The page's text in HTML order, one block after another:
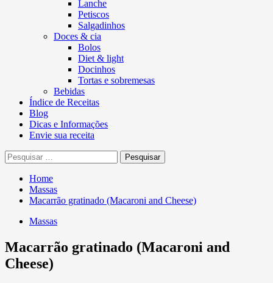
Lanche
Petiscos
Salgadinhos
Doces & cia
Bolos
Diet & light
Docinhos
Tortas e sobremesas
Bebidas
Índice de Receitas
Blog
Dicas e Informações
Envie sua receita
Pesquisar
por:
Home
Massas
Macarrão gratinado (Macaroni and Cheese)
Massas
Macarrão gratinado (Macaroni and
Cheese)